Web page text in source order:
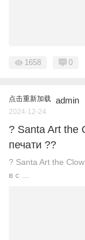
1658 0
点击重新加载 admin
2024-12-24
? Santa Art the
печати ??
? Santa Art the
в с ...